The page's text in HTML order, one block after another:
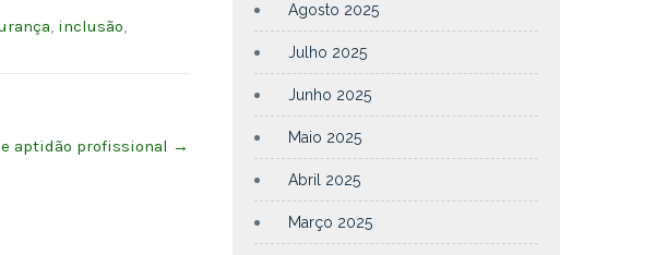
, inclusão,
aptidão profissional →
Agosto 2025
Julho 2025
Junho 2025
Maio 2025
Abril 2025
Março 2025